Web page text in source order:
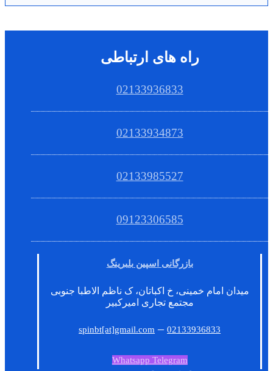
راه های ارتباطی
02133936833
02133934873
02133985527
09123306585
بازرگانی اسپین بلبرینگ
میدان امام خمینی، خ اکباتان، ک ناظم الاطبا جنوبی
مجتمع تجاری امیرکبیر
spinbt[at]gmail.com –02133936833
Whatsapp Telegram